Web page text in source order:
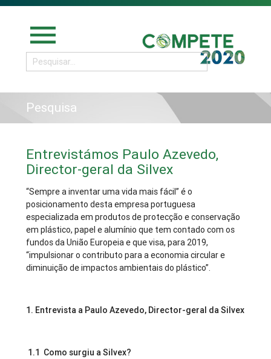
menu
Pesquisa
Entrevistámos Paulo Azevedo,
Director-geral da Silvex
“Sempre a inventar uma vida mais fácil” é o
posicionamento desta empresa portuguesa
especializada em produtos de protecção e conservação
em plástico, papel e alumínio que tem contado com os
fundos da União Europeia e que visa, para 2019,
“impulsionar o contributo para a economia circular e
diminuição de impactos ambientais do plástico”.
1. Entrevista a Paulo Azevedo, Director-geral da Silvex
1.1 Como surgiu a Silvex?